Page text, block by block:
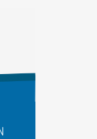
language